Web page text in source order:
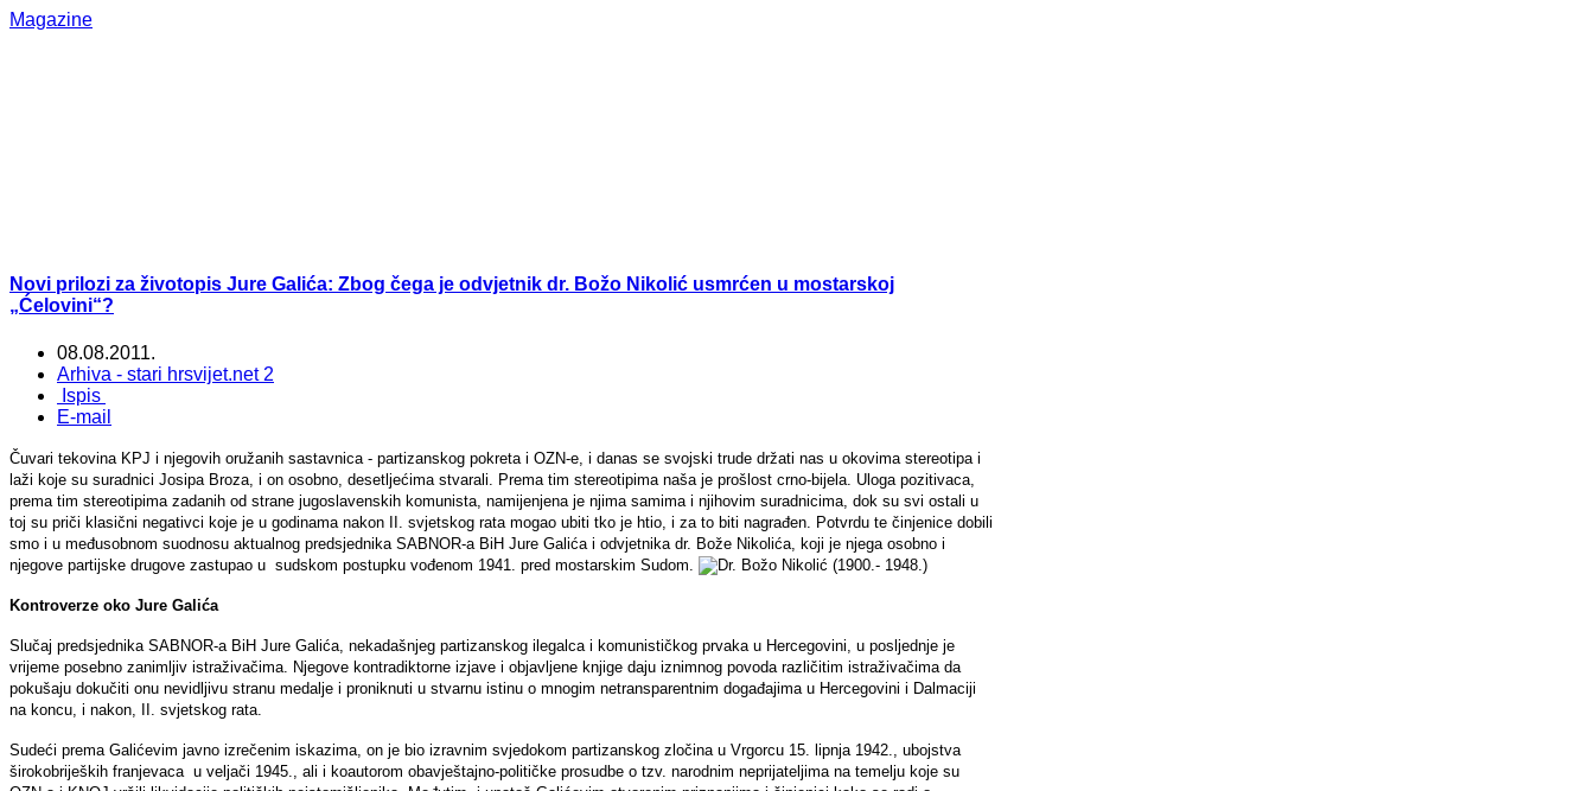
Magazine
Novi prilozi za životopis Jure Galića: Zbog čega je odvjetnik dr. Božo Nikolić usmrćen u mostarskoj
„Ćelovini“?
08.08.2011.
Arhiva - stari hrsvijet.net 2
Ispis
E-mail
Čuvari tekovina KPJ i njegovih oružanih sastavnica - partizanskog pokreta i OZN-e, i danas se svojski trude držati nas u okovima stereotipa i
laži koje su suradnici Josipa Broza, i on osobno, desetljećima stvarali. Prema tim stereotipima naša je prošlost crno-bijela. Uloga pozitivaca,
prema tim stereotipima zadanih od strane jugoslavenskih komunista, namijenjena je njima samima i njihovim suradnicima, dok su svi ostali u
toj su priči klasični negativci koje je u godinama nakon II. svjetskog rata mogao ubiti tko je htio, i za to biti nagrađen. Potvrdu te činjenice dobili
smo i u međusobnom suodnosu aktualnog predsjednika SABNOR-a BiH Jure Galića i odvjetnika dr. Bože Nikolića, koji je njega osobno i
njegove partijske drugove zastupao u sudskom postupku vođenom 1941. pred mostarskim Sudom.
Kontroverze oko Jure Galića
Slučaj predsjednika SABNOR-a BiH Jure Galića, nekadašnjeg partizanskog ilegalca i komunističkog prvaka u Hercegovini, u posljednje je
vrijeme posebno zanimljiv istraživačima. Njegove kontradiktorne izjave i objavljene knjige daju iznimnog povoda različitim istraživačima da
pokušaju dokučiti onu nevidljivu stranu medalje i proniknuti u stvarnu istinu o mnogim netransparentnim događajima u Hercegovini i Dalmaciji
na koncu, i nakon, II. svjetskog rata.
Sudeći prema Galićevim javno izrečenim iskazima, on je bio izravnim svjedokom partizanskog zločina u Vrgorcu 15. lipnja 1942., ubojstva
širokobrijeških franjevaca u veljači 1945., ali i koautorom obavještajno-političke prosudbe o tzv. narodnim neprijateljima na temelju koje su